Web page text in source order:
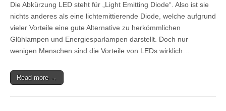
Die Abkürzung LED steht für „Light Emitting Diode“. Also ist sie
nichts anderes als eine lichtemittierende Diode, welche aufgrund
vieler Vorteile eine gute Alternative zu herkömmlichen
Glühlampen und Energiesparlampen darstellt. Doch nur
wenigen Menschen sind die Vorteile von LEDs wirklich…
Read more →